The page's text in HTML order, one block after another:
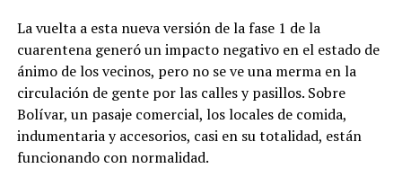
La vuelta a esta nueva versión de la fase 1 de la
cuarentena generó un impacto negativo en el estado de
ánimo de los vecinos, pero no se ve una merma en la
circulación de gente por las calles y pasillos. Sobre
Bolívar, un pasaje comercial, los locales de comida,
indumentaria y accesorios, casi en su totalidad, están
funcionando con normalidad.